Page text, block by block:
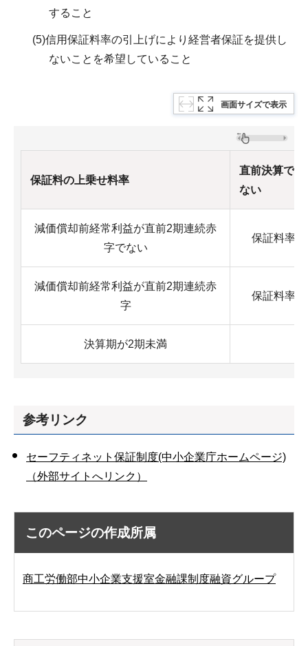
すること
(5)信用保証料率の引上げにより経営者保証を提供し
ないことを希望していること
画面サイズで表示
保証料の上乗せ料率
直前決算で債
ない
減価償却前経常利益が直前2期連続赤
字でない
保証料率
減価償却前経常利益が直前2期連続赤
字
保証料率
決算期が2期未満
参考リンク
セーフティネット保証制度(中小企業庁ホームページ)
（外部サイトへリンク）
このページの作成所属
商工労働部中小企業支援室金融課制度融資グループ